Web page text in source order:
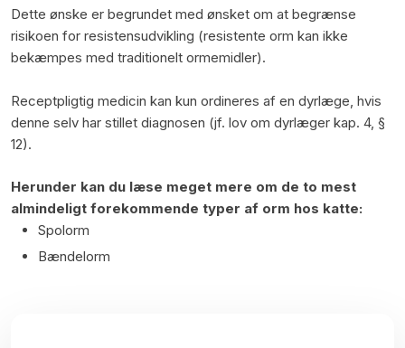
Dette ønske er begrundet med ønsket om at begrænse
risikoen for resistensudvikling (resistente orm kan ikke
bekæmpes med traditionelt ormemidler).
Receptpligtig medicin kan kun ordineres af en dyrlæge, hvis
denne selv har stillet diagnosen (jf. lov om dyrlæger kap. 4, §
12).​
Herunder kan du læse meget mere om de to mest
almindeligt forekommende typer af orm hos katte:
​​Spolorm
Bændelorm